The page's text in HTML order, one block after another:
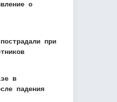
о
при
в
падения